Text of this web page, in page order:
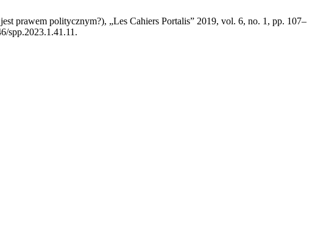
prawem politycznym?), „Les Cahiers Portalis” 2019, vol. 6, no. 1, pp. 107–
spp.2023.1.41.11.